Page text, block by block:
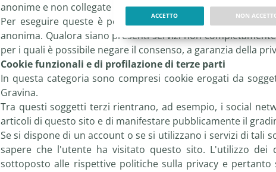
ACCETTO NON
anonime e non collegate ai dati personali dell'utente.
Per eseguire queste è possibile che il sito implementi
anonima. Qualora siano presenti servizi non
per i quali è possibile negare il consenso, a garanzia della
Cookie funzionali e di profilazione di terze parti
In questa categoria sono compresi cookie erogati da
Gravina.
Tra questi soggetti terzi rientrano, ad esempio, i social
articoli di questo sito e di manifestare pubblicamente il
Se si dispone di un account o se si utilizzano i servizi di tali
sapere che l'utente ha visitato questo sito. L'utilizzo
sottoposto alle rispettive politiche sulla privacy e